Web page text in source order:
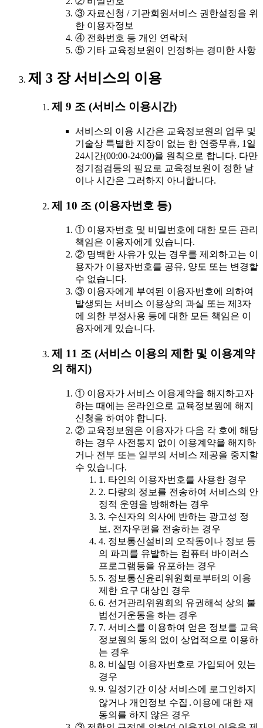
③ 자료신청 / 기관회원서비스 권한설정을 위
한 이용자정보
④ 전화번호 등 개인 연락처
⑤ 기타 교육정보원이 인정하는 경미한 사항
제 3 장 서비스의 이용
제 9 조 (서비스 이용시간)
서비스의 이용 시간은 교육정보원의 업무 및
기술상 특별한 지장이 없는 한 연중무휴, 1일
24시간(00:00-24:00)을 원칙으로 합니다. 다만
정기점검등의 필요로 교육정보원이 정한 날
이나 시간은 그러하지 아니합니다.
제 10 조 (이용자번호 등)
① 이용자번호 및 비밀번호에 대한 모든 관리
책임은 이용자에게 있습니다.
② 명백한 사유가 있는 경우를 제외하고는 이
용자가 이용자번호를 공유, 양도 또는 변경할
수 없습니다.
③ 이용자에게 부여된 이용자번호에 의하여
발생되는 서비스 이용상의 과실 또는 제3자
에 의한 부정사용 등에 대한 모든 책임은 이
용자에게 있습니다.
제 11 조 (서비스 이용의 제한 및 이용계약
의 해지)
① 이용자가 서비스 이용계약을 해지하고자
하는 때에는 온라인으로 교육정보원에 해지
신청을 하여야 합니다.
② 교육정보원은 이용자가 다음 각 호에 해당
하는 경우 사전통지 없이 이용계약을 해지하
거나 전부 또는 일부의 서비스 제공을 중지할
수 있습니다.
1. 타인의 이용자번호를 사용한 경우
2. 다량의 정보를 전송하여 서비스의 안
정적 운영을 방해하는 경우
3. 수신자의 의사에 반하는 광고성 정
보, 전자우편을 전송하는 경우
4. 정보통신설비의 오작동이나 정보 등
의 파괴를 유발하는 컴퓨터 바이러스
프로그램등을 유포하는 경우
5. 정보통신윤리위원회로부터의 이용
제한 요구 대상인 경우
6. 선거관리위원회의 유권해석 상의 불
법선거운동을 하는 경우
7. 서비스를 이용하여 얻은 정보를 교육
정보원의 동의 없이 상업적으로 이용하
는 경우
8. 비실명 이용자번호로 가입되어 있는
경우
9. 일정기간 이상 서비스에 로그인하지
않거나 개인정보 수집․이용에 대한 재
동의를 하지 않은 경우